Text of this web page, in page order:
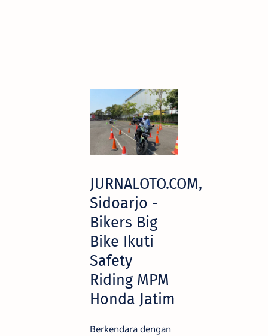
JURNALOTO.COM,
Sidoarjo -
Bikers Big
Bike Ikuti
Safety
Riding MPM
Honda Jatim
Berkendara dengan